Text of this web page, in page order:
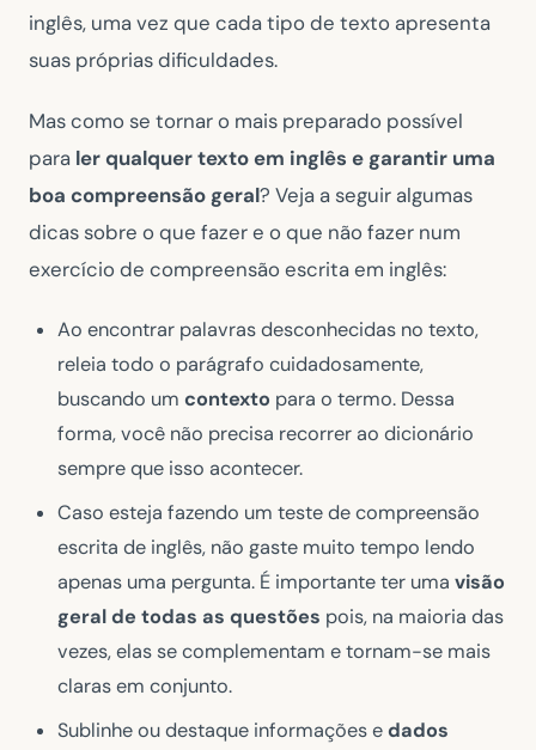
inglês, uma vez que cada tipo de texto apresenta
suas próprias dificuldades.
Mas como se tornar o mais preparado possível
para ler qualquer texto em inglês e garantir uma
boa compreensão geral? Veja a seguir algumas
dicas sobre o que fazer e o que não fazer num
exercício de compreensão escrita em inglês:
Ao encontrar palavras desconhecidas no texto,
releia todo o parágrafo cuidadosamente,
buscando um contexto para o termo. Dessa
forma, você não precisa recorrer ao dicionário
sempre que isso acontecer.
Caso esteja fazendo um teste de compreensão
escrita de inglês, não gaste muito tempo lendo
apenas uma pergunta. É importante ter uma visão
geral de todas as questões pois, na maioria das
vezes, elas se complementam e tornam-se mais
claras em conjunto.
Sublinhe ou destaque informações edados